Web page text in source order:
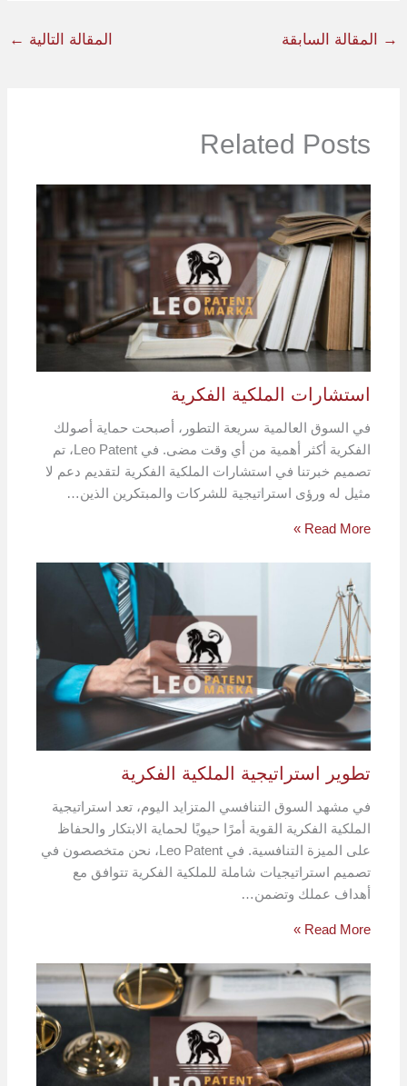
→ المقالة السابقة المقالة التالية ←
Related Posts
استشارات الملكية الفكرية
في السوق العالمية سريعة التطور، أصبحت حماية أصولك
الفكرية أكثر أهمية من أي وقت مضى. في Leo Patent، تم
تصميم خبرتنا في استشارات الملكية الفكرية لتقديم دعم لا
مثيل له ورؤى استراتيجية للشركات والمبتكرين الذين…
Read More »
تطوير استراتيجية الملكية الفكرية
في مشهد السوق التنافسي المتزايد اليوم، تعد استراتيجية
الملكية الفكرية القوية أمرًا حيويًا لحماية الابتكار والحفاظ
على الميزة التنافسية. في Leo Patent، نحن متخصصون في
تصميم استراتيجيات شاملة للملكية الفكرية تتوافق مع
أهداف عملك وتضمن…
Read More »